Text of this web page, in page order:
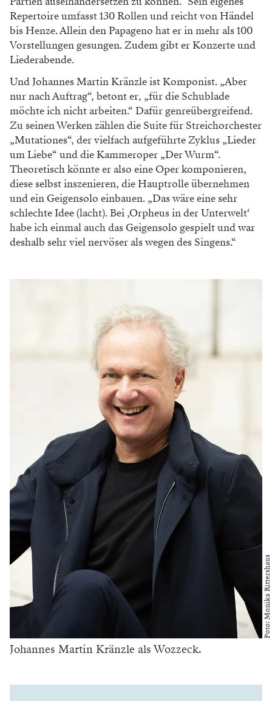
Repertoire umfasst130 Rollen und reicht von Händel
bis Henze.Allein den Papageno hat er in mehr als 100
Vorstellungen gesungen. Zudem gibt er Konzerteund
Liederabende.
Und Johannes Martin Kränzle ist Komponist. „Aber
nur nach Auftrag“, betont er, „für die Schublade
möchte ich nicht arbeiten.“ Dafürgenreübergreifend.
Zu seinen Werken zählendie Suite für Streichorchester
„Mutationes“, dervielfach aufgeführte Zyklus „Lieder
um Liebe“ und die Kammeroper „Der Wurm“.
Theoretisch könnte er also eine Oper komponieren,
diese selbst inszenieren, die Hauptrolle übernehmen
und ein Geigensolo einbauen. „Das wäre eine sehr
schlechte Idee(lacht). Bei ,Orpheus in der Unterwelt‘
habe ich einmal auchdas Geigensolo gespielt und war
deshalb sehrviel nervöser als wegen des Singens.“
Foto: Monika Rittershaus
Johannes Martin Kränzle als Wozzeck.